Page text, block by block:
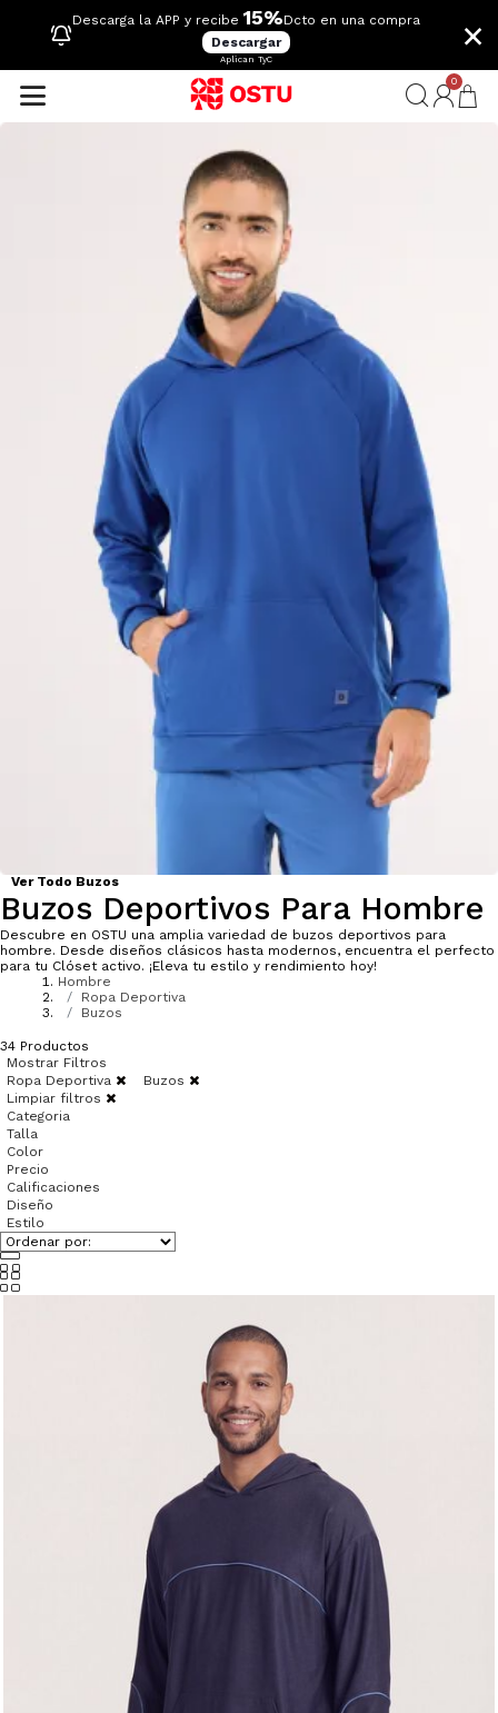
Descarga la APP y recibe 15%Dcto en una compra
Descargar
Aplican TyC
×
0
Ver Todo Buzos
Buzos Deportivos Para Hombre
Descubre en OSTU una amplia variedad de buzos deportivos para
hombre. Desde diseños clásicos hasta modernos, encuentra el perfecto
para tu Clóset activo. ¡Eleva tu estilo y rendimiento hoy!
Hombre
Ropa Deportiva
Buzos
34 Productos
Mostrar Filtros
Ropa Deportiva
Buzos
Limpiar filtros
Categoria
Talla
Color
Precio
Calificaciones
Diseño
Estilo